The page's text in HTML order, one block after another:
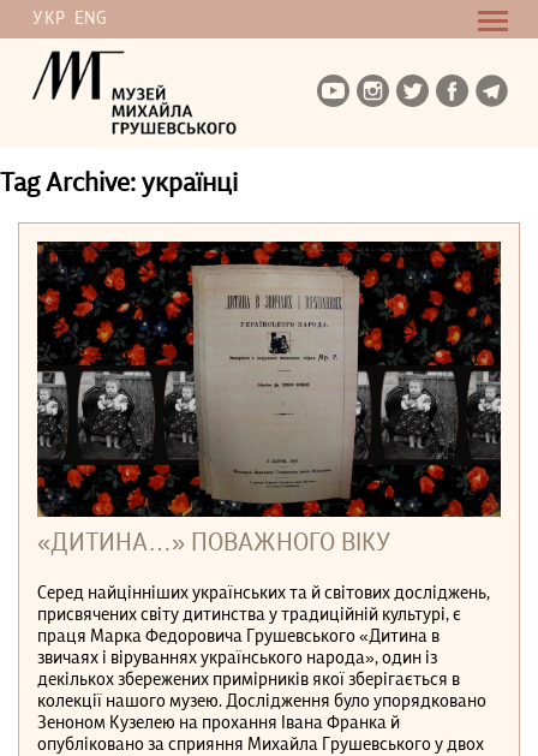
УКР ENG
Tag Archive: українці
«ДИТИНА…» ПОВАЖНОГО ВІКУ
Серед найцінніших українських та й світових досліджень,
присвячених світу дитинства у традиційній культурі, є
праця Марка Федоровича Грушевського «Дитина в
звичаях і віруваннях українського народа», один із
декількох збережених примірників якої зберігається в
колекції нашого музею. Дослідження було упорядковано
Зеноном Кузелею на прохання Івана Франка й
опубліковано за сприяння Михайла Грушевського у двох